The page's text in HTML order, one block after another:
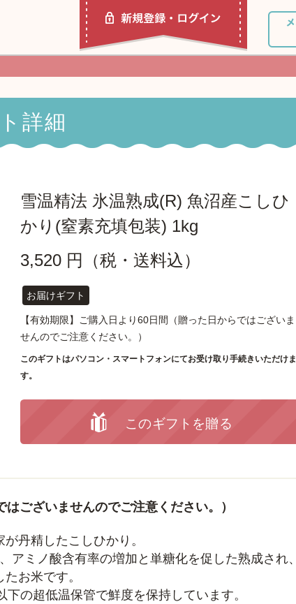
詳細
雪温精法 氷温熟成(R) 魚沼産こしひ
かり(窒素充填包装) 1kg
3,520 円（税・送料込）
お届けギフト
【有効期限】ご購入日より60日間（贈った日からではございま
せんのでご注意ください。）
このギフトはパソコン・スマートフォンにてお受け取り手続きいただけま
す。
このギフトを贈る
ございませんのでご注意ください。）
丹精したこしひかり。
ミノ酸含有率の増加と単糖化を促した熟成され、
お米です。
の超低温保管で鮮度を保持しています。